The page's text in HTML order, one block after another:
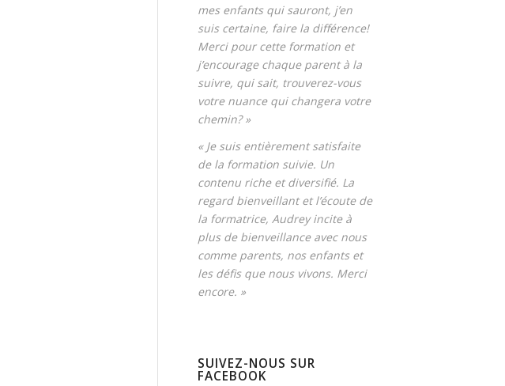
mes enfants qui sauront, j’en
suis certaine, faire la différence!
Merci pour cette formation et
j’encourage chaque parent à la
suivre, qui sait, trouverez-vous
votre nuance qui changera votre
chemin? »
« Je suis entièrement satisfaite
de la formation suivie. Un
contenu riche et diversifié. La
regard bienveillant et l’écoute de
la formatrice, Audrey incite à
plus de bienveillance avec nous
comme parents, nos enfants et
les défis que nous vivons. Merci
encore. »
SUIVEZ-NOUS SUR
FACEBOOK